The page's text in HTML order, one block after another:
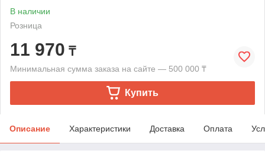
В наличии
Розница
11 970 ₸
Минимальная сумма заказа на сайте — 500 000 ₸
Купить
Описание Характеристики Доставка Оплата